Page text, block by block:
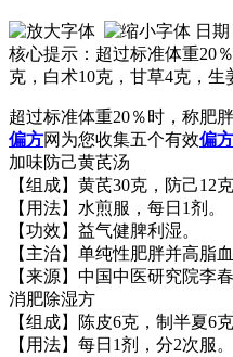
日
核心提示：超过标准体重20
克，白术10克，甘草4克，生
超过标准体重20％时，称肥
偏方网为您收集五个有效偏方
加味防己黄芪汤
【组成】黄芪30克，防己12
【用法】水煎服，每日1剂。
【功效】益气健脾利湿。
【主治】单纯性肥胖并高脂血
【来源】中国中医研究院李
消肥除湿方
【组成】陈皮6克，制半夏6
【用法】每日1剂，分2次服。